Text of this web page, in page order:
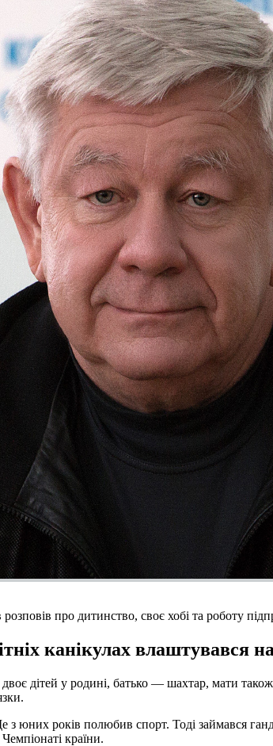
про дитинство, своє хобі та роботу
канікулах влаштувався
дітей у родині, батько — шахтар, мати
років полюбив спорт. Тоді займався
країни.